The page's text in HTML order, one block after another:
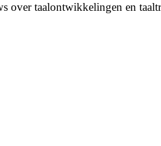
over taalontwikkelingen en